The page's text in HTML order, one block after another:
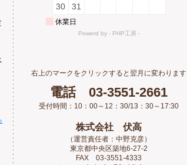
右上のマークをクリックすると翌月に変わります
電話 03-3551-2661
受付時間：10：00～12：30/13：30～17:30
株式会社 伏高
（運営責任者：中野克彦）
東京都中央区築地6-27-2
FAX 03-3551-4333